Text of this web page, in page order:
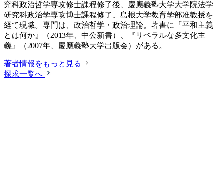
究科政治哲学専攻修士課程修了後、慶應義塾大学大学院法学
研究科政治学専攻博士課程修了。島根大学教育学部准教授を
経て現職。専門は、政治哲学・政治理論。著書に『平和主義
とは何か』（2013年、中公新書）、『リベラルな多文化主
義』（2007年、慶應義塾大学出版会）がある。
著者情報をもっと見る
探求一覧へ